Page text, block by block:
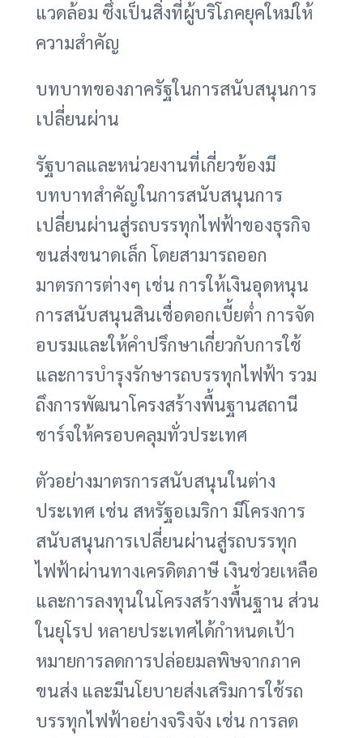
แวดล้อม ซึ่งเป็นสิ่งที่ผู้บริโภคยุคใหม่ให้
ความสำคัญ
บทบาทของภาครัฐในการสนับสนุนการ
เปลี่ยนผ่าน
รัฐบาลและหน่วยงานที่เกี่ยวข้องมี
บทบาทสำคัญในการสนับสนุนการ
เปลี่ยนผ่านสู่รถบรรทุกไฟฟ้าของธุรกิจ
ขนส่งขนาดเล็ก โดยสามารถออก
มาตรการต่างๆ เช่น การให้เงินอุดหนุน
การสนับสนุนสินเชื่อดอกเบี้ยต่ำ การจัด
อบรมและให้คำปรึกษาเกี่ยวกับการใช้
และการบำรุงรักษารถบรรทุกไฟฟ้า รวม
ถึงการพัฒนาโครงสร้างพื้นฐานสถานี
ชาร์จให้ครอบคลุมทั่วประเทศ
ตัวอย่างมาตรการสนับสนุนในต่าง
ประเทศ เช่น สหรัฐอเมริกา มีโครงการ
สนับสนุนการเปลี่ยนผ่านสู่รถบรรทุก
ไฟฟ้าผ่านทางเครดิตภาษี เงินช่วยเหลือ
และการลงทุนในโครงสร้างพื้นฐาน ส่วน
ในยุโรป หลายประเทศได้กำหนดเป้า
หมายการลดการปล่อยมลพิษจากภาค
ขนส่ง และมีนโยบายส่งเสริมการใช้รถ
บรรทุกไฟฟ้าอย่างจริงจัง เช่น การลด